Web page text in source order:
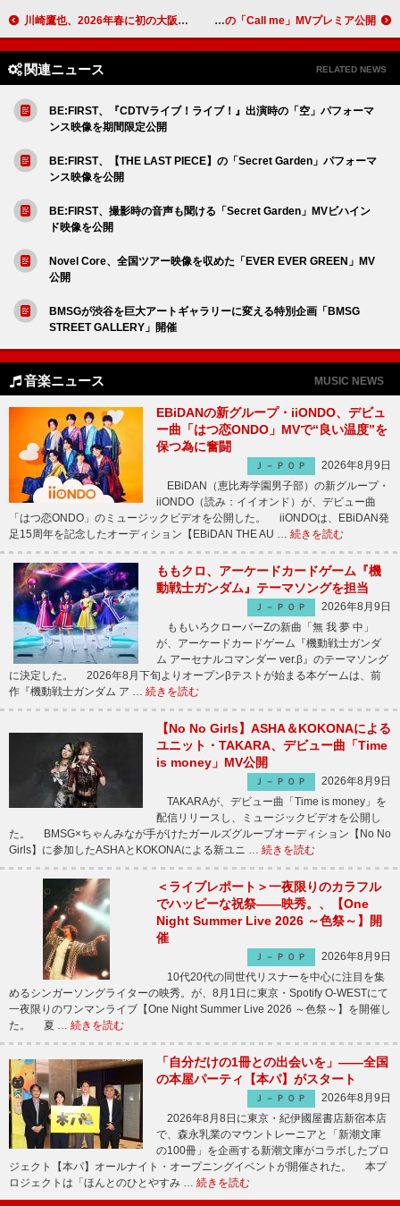
川崎鷹也、2026年春に初の大阪城ホール＆日本武道館公演開催 Novelbright、“電波”がテーマの「Call me」MVプレミア公開
関連ニュース RELATED NEWS
BE:FIRST、『CDTVライブ！ライブ！』出演時の「空」パフォーマ
ンス映像を期間限定公開
BE:FIRST、【THE LAST PIECE】の「Secret Garden」パフォーマ
ンス映像を公開
BE:FIRST、撮影時の音声も聞ける「Secret Garden」MVビハイン
ド映像を公開
Novel Core、全国ツアー映像を収めた「EVER EVER GREEN」MV
公開
BMSGが渋谷を巨大アートギャラリーに変える特別企画「BMSG
STREET GALLERY」開催
音楽ニュース MUSIC NEWS
EBiDANの新グループ・iiONDO、デビュ
ー曲「はつ恋ONDO」MVで“良い温度”を
保つ為に奮闘
Ｊ－ＰＯＰ
2026年8月9日
EBiDAN（恵比寿学園男子部）の新グループ・
iiONDO（読み：イイオンド）が、デビュー曲
「はつ恋ONDO」のミュージックビデオを公開した。 iiONDOは、EBiDAN発
足15周年を記念したオーディション【EBiDAN THE AU … 続きを読む
ももクロ、アーケードカードゲーム『機
動戦士ガンダム』テーマソングを担当
Ｊ－ＰＯＰ
2026年8月9日
ももいろクローバーZの新曲「無 我 夢 中」
が、アーケードカードゲーム『機動戦士ガンダ
ム アーセナルコマンダー ver.β』のテーマソング
に決定した。 2026年8月下旬よりオープンβテストが始まる本ゲームは、前
作『機動戦士ガンダム ア … 続きを読む
【No No Girls】ASHA＆KOKONAによる
ユニット・TAKARA、デビュー曲「Time
is money」MV公開
Ｊ－ＰＯＰ
2026年8月9日
TAKARAが、デビュー曲「Time is money」を
配信リリースし、ミュージックビデオを公開し
た。 BMSG×ちゃんみなが手がけたガールズグループオーディション【No No
Girls】に参加したASHAとKOKONAによる新ユニ … 続きを読む
＜ライブレポート＞一夜限りのカラフル
でハッピーな祝祭――映秀。、【One
Night Summer Live 2026 ～色祭～】開
催
Ｊ－ＰＯＰ
2026年8月9日
10代20代の同世代リスナーを中心に注目を集
めるシンガーソングライターの映秀。が、8月1日に東京・Spotify O-WESTにて
一夜限りのワンマンライブ【One Night Summer Live 2026 ～色祭～】を開催し
た。 夏 … 続きを読む
「自分だけの1冊との出会いを」――全国
の本屋パーティ【本パ】がスタート
Ｊ－ＰＯＰ
2026年8月9日
2026年8月8日に東京・紀伊國屋書店新宿本店
で、森永乳業のマウントレーニアと「新潮文庫
の100冊」を企画する新潮文庫がコラボしたプロ
ジェクト【本パ】オールナイト・オープニングイベントが開催された。 本プ
ロジェクトは「ほんとのひとやすみ … 続きを読む